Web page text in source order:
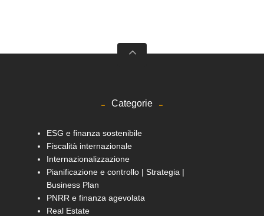
Categorie
ESG e finanza sostenibile
Fiscalità internazionale
Internazionalizzazione
Pianificazione e controllo | Strategia |
Business Plan
PNRR e finanza agevolata
Real Estate